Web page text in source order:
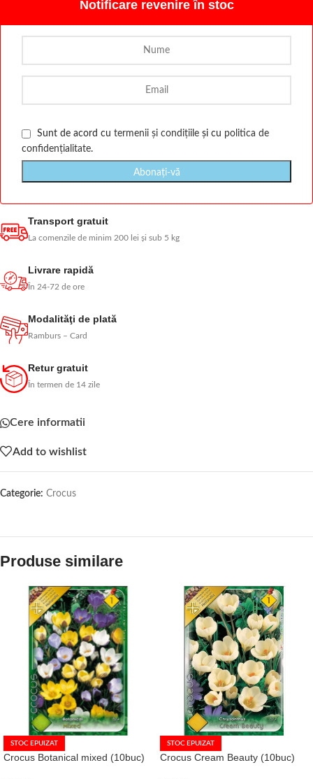
Notificare revenire în stoc
Sunt de acord cu termenii și condițiile și cu politica de
confidențialitate.
Transport gratuit
La comenzile de minim 200 lei și sub 5 kg
Livrare rapidă
În 24-72 de ore
Modalităţi de plată
Ramburs – Card
Retur gratuit
În termen de 14 zile
Cere informatii
Add to wishlist
Categorie: Crocus
Produse similare
STOC EPUIZAT
Crocus Botanical mixed (10buc)
STOC EPUIZAT
Crocus Cream Beauty (10buc)